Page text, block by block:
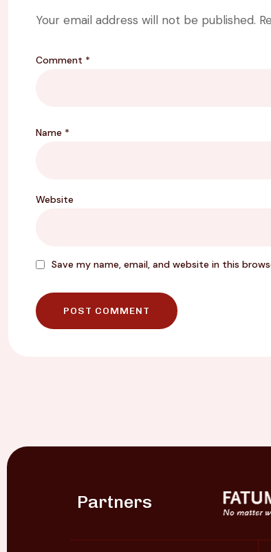
Your email address will not be published.
Comment *
Name *
Website
Save my name, email, and website in this
Partners